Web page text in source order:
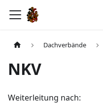
Dachverbände
NKV
Weiterleitung nach: